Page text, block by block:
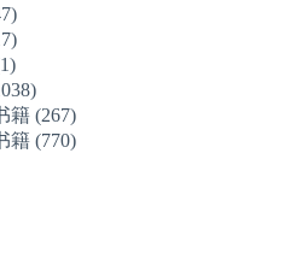
籍 (267)
籍 (770)